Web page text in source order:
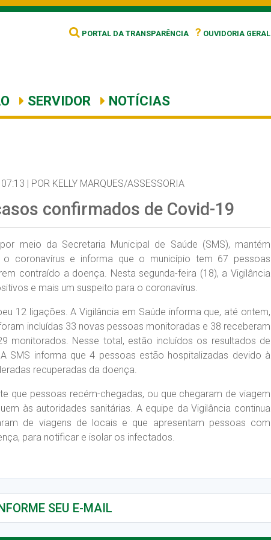
PORTAL DA TRANSPARÊNCIA ? OUVIDORIA GERAL
SERVIDOR NOTÍCIAS
| POR KELLY MARQUES/ASSESSORIA
confirmados de Covid-19
meio da Secretaria Municipal de Saúde (SMS), mantém
o coronavírus e informa que o município tem 67 pessoas
contraído a doença. Nesta segunda-feira (18), a Vigilância
e mais um suspeito para o coronavírus.
12 ligações. A Vigilância em Saúde informa que, até ontem,
incluídas 33 novas pessoas monitoradas e 38 receberam
monitorados. Nesse total, estão incluídos os resultados de
SMS informa que 4 pessoas estão hospitalizadas devido à
recuperadas da doença.
que pessoas recém-chegadas, ou que chegaram de viagem
às autoridades sanitárias. A equipe da Vigilância continua
de viagens de locais e que apresentam pessoas com
para notificar e isolar os infectados.